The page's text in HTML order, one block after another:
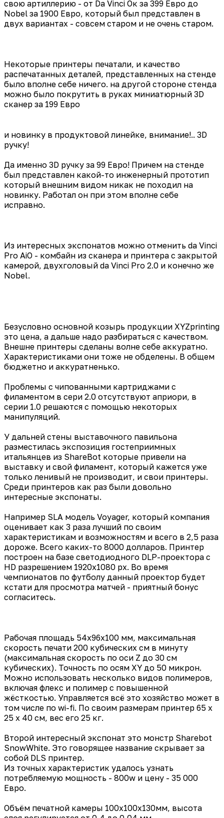
свою артиллерию - от Da Vinci Ок за 399 Евро до
Nobel за 1900 Евро, который был представлен в
двух вариантах - совсем старом и не очень старом.
Некоторые принтеры печатали, и качество
распечатанных деталей, представленных на стенде
было вполне себе ничего. на другой стороне стенда
можно было покрутить в руках миниатюрный 3D
сканер за 199 Евро
и новинку в продуктовой линейке, внимание!.. 3D
ручку!
Да именно 3D ручку за 99 Евро! Причем на стенде
был представлен какой-то инженерный прототип
который внешним видом никак не походил на
новинку. Работал он при этом вполне себе
исправно.
Из интересных экспонатов можно отменить da Vinci
Pro AiO - комбайн из сканера и принтера с закрытой
камерой, двухголовый da Vinci Pro 2.0 и конечно же
Nobel.
Безусловно основной козырь продукции XYZprinting
это цена, а дальше надо разбираться с качеством.
Внешне принтеры сделаны волне себе аккуратно.
Характеристиками они тоже не обделены. В общем
бюджетно и аккуратненько.
Проблемы с чипованными картриджами с
филаментом в сери 2.0 отсутствуют априори, в
серии 1.0 решаются с помощью некоторых
манипуляций.
У дальней стены выставочного павильона
разместилась экспозиция гостеприимных
итальянцев из ShareBot которые привели на
выставку и свой филамент, который кажется уже
только ленивый не производит, и свои принтеры.
Среди принтеров как раз были довольно
интересные экспонаты.
Например SLA модель Voyager, который компания
оценивает как 3 раза лучший по своим
характеристикам и возможностям и всего в 2,5 раза
дороже. Всего каких-то 8000 долларов. Принтер
построен на базе светодиодного DLP-проектора с
HD разрешением 1920х1080 px. Во время
чемпионатов по футболу данный проектор будет
кстати для просмотра матчей - приятный бонус
согласитесь.
Рабочая площадь 54х96х100 мм, максимальная
скорость печати 200 кубических см в минуту
(максимальная скорость по оси Z до 30 см
кубических). Точность по осям XY до 50 микрон.
Можно использовать несколько видов полимеров,
включая флекс и полимер с повышенной
жёсткостью. Управляется всё это хозяйство может в
том числе по wi-fi. По своим размерам принтер 65 х
25 х 40 см, вес его 25 кг.
Второй интересный экспонат это монстр Sharebot
SnowWhite. Это говорящее название скрывает за
собой DLS принтер.
Из точных характеристик удалось узнать
потребляемую мощность - 800w и цену - 35 000
Евро.
Объём печатной камеры 100х100х130мм, высота